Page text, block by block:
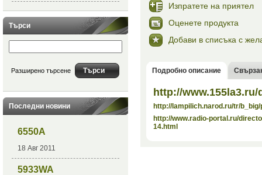
Търси
Разширено търсене
Последни новини
6550A
18 Авг 2011
5933WA
Изпратете на приятел
Оценете продукта
Добави в списъка с
Подробно описание
http://
http://lampilich.narod.ru/tr/
http://www.radio-portal.ru/
14.html